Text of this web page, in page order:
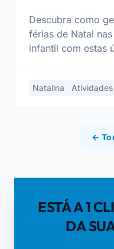
Descubra como
férias de Natal
infantil com estas
Natalina Atividades
←
ESTÁ A 1
DA